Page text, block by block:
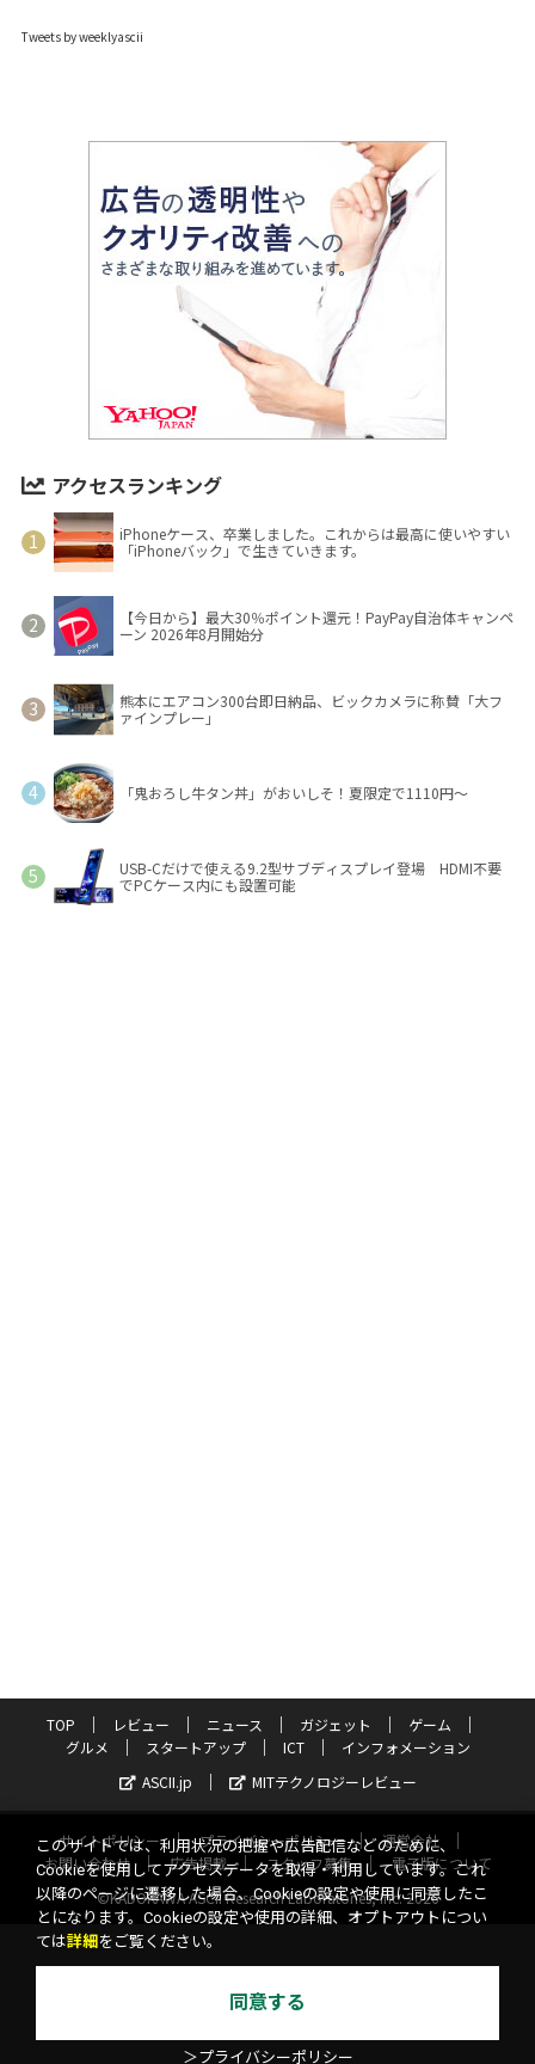
Tweets by weeklyascii
アクセスランキング
iPhoneケース、卒業しました。これからは最高に使いやすい
「iPhoneバック」で生きていきます。
【今日から】最大30％ポイント還元！PayPay自治体キャンペ
ーン 2026年8月開始分
熊本にエアコン300台即日納品、ビックカメラに称賛「大フ
ァインプレー」
「鬼おろし牛タン丼」がおいしそ！夏限定で1110円～
USB-Cだけで使える9.2型サブディスプレイ登場 HDMI不要
でPCケース内にも設置可能
TOP レビュー ニュース ガジェット
ゲーム
グルメ
スタートアップ ICT
インフォメーション
ASCII.jp
MITテクノロジーレビュー
サイトポリシー プライバシーポリシー
運営会社
お問い合わせ
広告掲載 スタッフ募集
電子版について
©KADOKAWA ASCII Research Laboratories, Inc. 2026
このサイトでは、利用状況の把握や広告配信などのために、
Cookieを使用してアクセスデータを取得・利用しています。これ
以降のページに遷移した場合、Cookieの設定や使用に同意したこ
とになります。Cookieの設定や使用の詳細、オプトアウトについ
ては詳細 をご覧ください。
同意する
＞プライバシーポリシー